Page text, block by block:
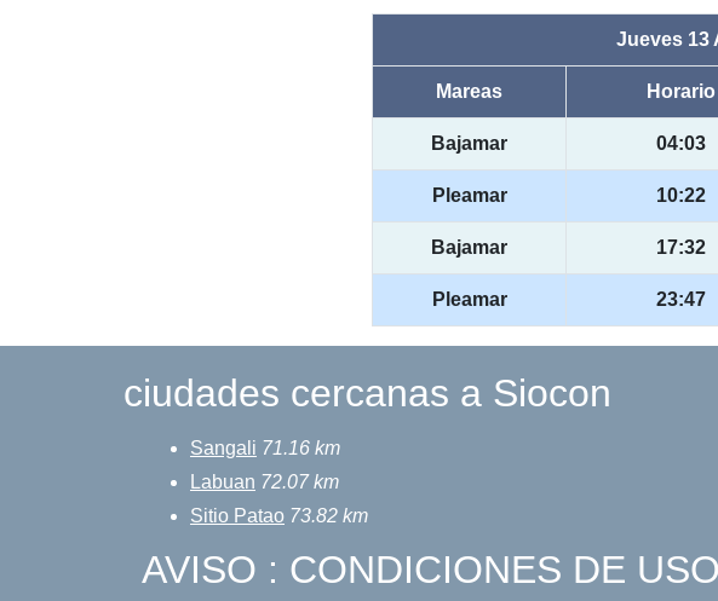
Jueves 13
Mareas Horario
Bajamar 04:03
Pleamar 10:22
Bajamar 17:32
Pleamar 23:47
ciudades cercanas a Siocon
Sangali 71.16 km
Labuan 72.07 km
Sitio Patao 73.82 km
AVISO : CONDICIONES DE USO